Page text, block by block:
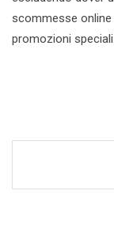
scommesse
promozioni